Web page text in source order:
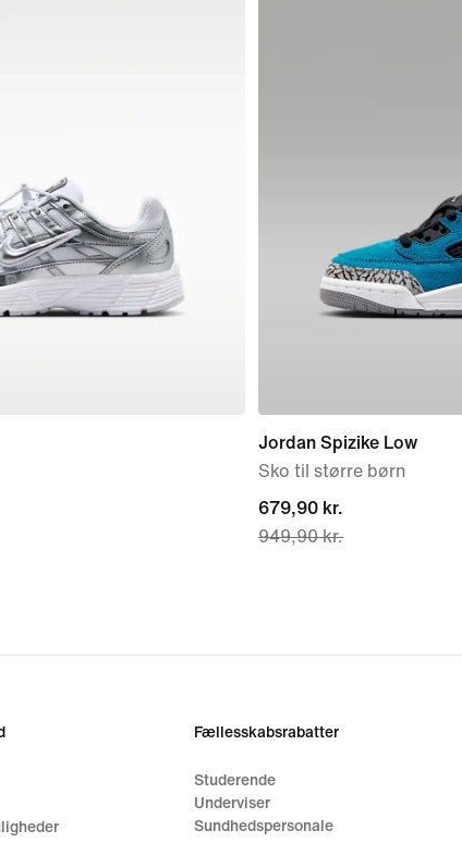
Jordan Spizike Low
Sko til større børn
current
price
949,90 kr.
679,90 kr.
949,90 kr.
Fællesskabsrabatter
Studerende
Underviser
Sundhedspersonale